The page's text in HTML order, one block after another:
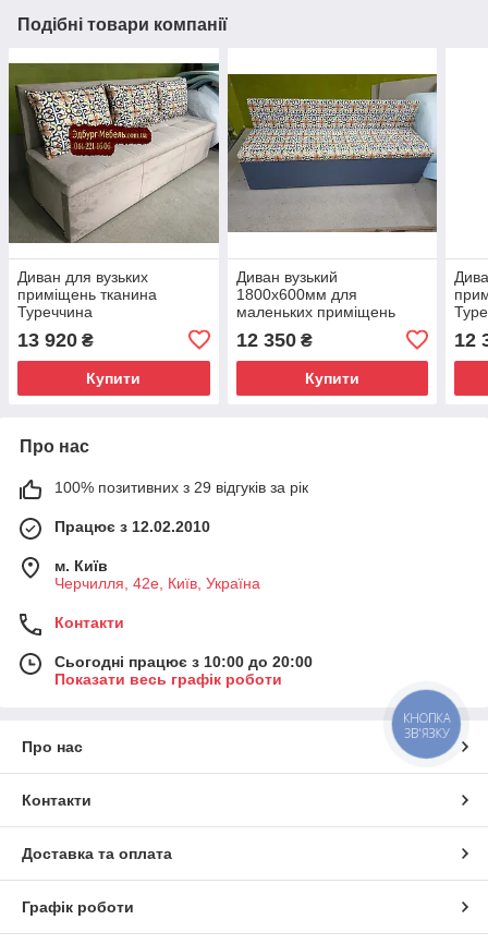
Подібні товари компанії
Диван для вузьких
приміщень тканина
Туреччина
13 920 ₴
Купити
Диван вузький
1800х600мм для
маленьких приміщень
12 350₴
Купити
12
Про нас
100% позитивних з 29 відгуків за рік
Працює з 12.02.2010
м. Київ
Черчилля, 42е, Київ, Україна
Контакти
Сьогодні працює з 10:00 до 20:00
Показати весь графік роботи
Про нас
Контакти
Доставка та оплата
Графік роботи
КНОПКА
ЗВ'ЯЗКУ